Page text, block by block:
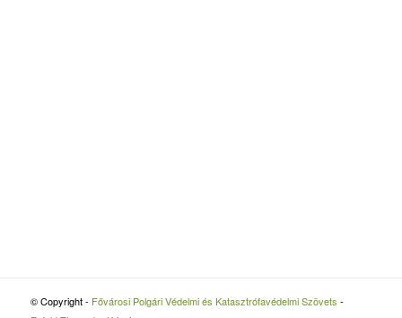
© Copyright - Fővárosi Polgári Védelmi és Katasztrófavédelmi Szövets -